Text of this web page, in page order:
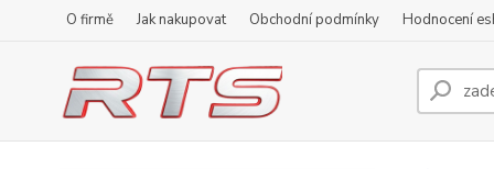
O firmě Jak nakupovat Obchodní podmínky Hodnocení